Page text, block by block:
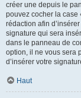
créer une depuis le
pouvez cocher la case
rédaction afin
signature qui sera
dans le panneau de
option, il ne vous sera
d’insérer votre
Haut